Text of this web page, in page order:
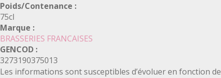
Poids/Contenance :
75cl
Marque :
BRASSERIES FRANCAISES
GENCOD :
3273190375013
Les informations sont susceptibles d’évoluer en fonction de